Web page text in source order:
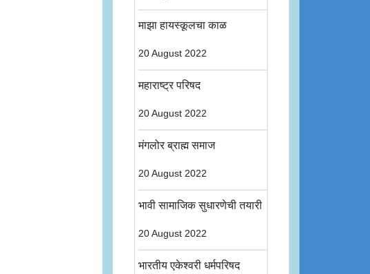
माझा हायस्कूलचा काळ
20 August 2022
महाराष्ट्र परिषद
20 August 2022
मंगलोर ब्राह्म समाज
20 August 2022
भावी सामाजिक सुधारणेची तयारी
20 August 2022
भारतीय एकेश्वरी धर्मपरिषद